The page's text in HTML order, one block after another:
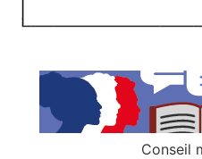
Conseil